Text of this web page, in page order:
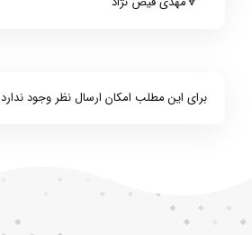
برای این مطلب امکان ارسال نظر وجود ندارد